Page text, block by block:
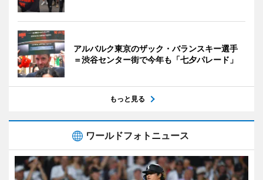
アルバルク東京のザック・バランスキー選手
＝渋谷センター街で今年も「七夕パレード」
もっと見る
ワールドフォトニュース